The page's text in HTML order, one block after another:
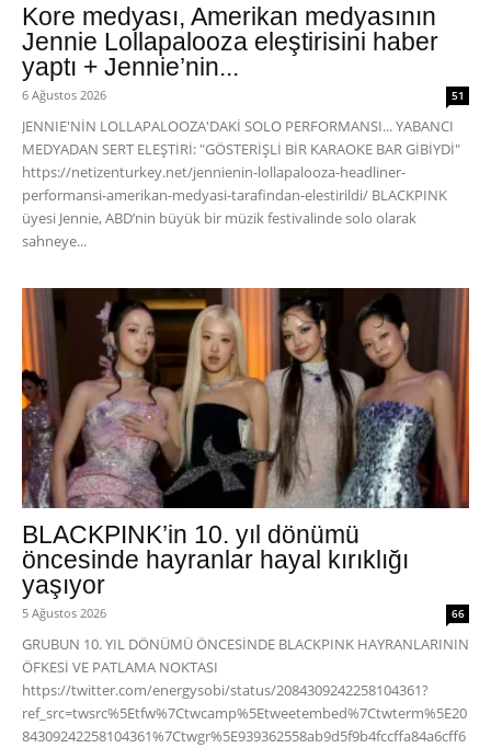
Kore medyası, Amerikan medyasının
Jennie Lollapalooza eleştirisini haber
yaptı + Jennie’nin...
6 Ağustos 2026 51
JENNIE'NİN LOLLAPALOOZA'DAKİ SOLO PERFORMANSI... YABANCI
MEDYADAN SERT ELEŞTİRİ: "GÖSTERİŞLİ BİR KARAOKE BAR GİBİYDİ"
https://netizenturkey.net/jennienin-lollapalooza-headliner-
performansi-amerikan-medyasi-tarafindan-elestirildi/ BLACKPINK
üyesi Jennie, ABD’nin büyük bir müzik festivalinde solo olarak
sahneye...
BLACKPINK’in 10. yıl dönümü
öncesinde hayranlar hayal kırıklığı
yaşıyor
5 Ağustos 2026 66
GRUBUN 10. YIL DÖNÜMÜ ÖNCESİNDE BLACKPINK HAYRANLARININ
ÖFKESİ VE PATLAMA NOKTASI
https://twitter.com/energysobi/status/2084309242258104361?
ref_src=twsrc%5Etfw%7Ctwcamp%5Etweetembed%7Ctwterm%5E20
84309242258104361%7Ctwgr%5E939362558ab9d5f9b4fccffa84a6cff6